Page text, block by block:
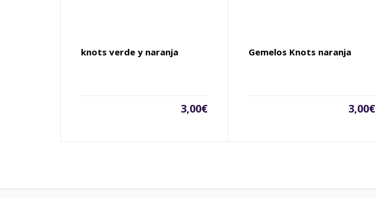
knots verde y naranja
3,00€
Gemelos Knots naranja
3,00€